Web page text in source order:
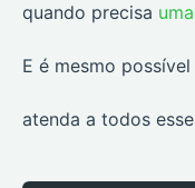
quando precisa
E é mesmo
atenda a todos